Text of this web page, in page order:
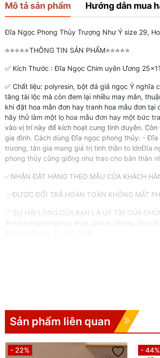
Mô tả sản phẩm Hướng dẫn mua
Đĩa Ngọc Phong Thủy Trượng Như Ý size 29,
⭐⭐⭐⭐⭐THÔNG TIN SẢN PHẨM⭐⭐⭐⭐⭐
✅ Kích Thước : Đĩa Ngọc Chim uyên Ương
✅ Chất liệu: polyresin, bột đá giả ngọc Ý
tăng tài lộc mà còn đem lại nhiều may mắn,
khi đặt hoa mẫn đơn hay tranh hoa mẫu đơn
hãy thử làm một lọ hoa mẫu đơn hay một bức
vào vị trí này để kích hoạt cung tình duyên.
gia đình. Cách dùng Đĩa ngọc phong thủy: -
trương, tân gia mang giá trị tinh thần to lớnĐĩa
phong thủy cũng giống như trao cho bản thân
✅NHẬN ĐẶT HÀNG THEO MẪU CỦA KHÁCH
✅ĐƯỢC ĐỔI TRẢ HOÀN TOÀN KHÔNG MẤT
✅ SỰ HÀI LÒNG CỦA BẠN LÀ UY TÍN CỦA
#vatphamphongthuy #vat_pham_phong_thuy
Sản phẩm liên quan
- 22% - 44%